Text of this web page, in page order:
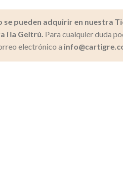
se pueden adquirir en nuestra
i la Geltrú. Para cualquier duda
electrónico a